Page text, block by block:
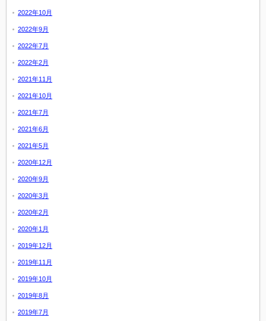
2022年10月
2022年9月
2022年7月
2022年2月
2021年11月
2021年10月
2021年7月
2021年6月
2021年5月
2020年12月
2020年9月
2020年3月
2020年2月
2020年1月
2019年12月
2019年11月
2019年10月
2019年8月
2019年7月